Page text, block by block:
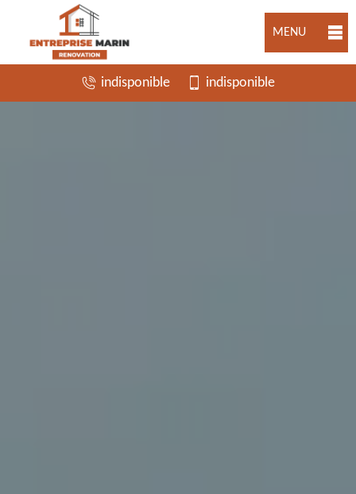
MENU
indisponible indisponible